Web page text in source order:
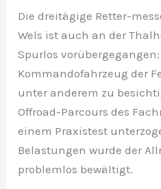
Die dreitägige Retter-
Wels ist auch an der
Spurlos
Kommandofahrzeug der
unter anderem zu
Offroad-Parcours des
einem Praxistest
Belastungen wurde der
problemlos bewältigt.